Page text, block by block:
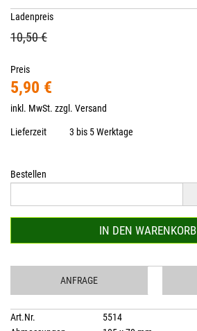
Ladenpreis
10,50 €
Preis
5,90 €
inkl. MwSt. zzgl. Versand
Lieferzeit 3 bis 5 Werktage
Bestellen
IN DEN WARENKORB
ANFRAGE
Art.Nr.
5514